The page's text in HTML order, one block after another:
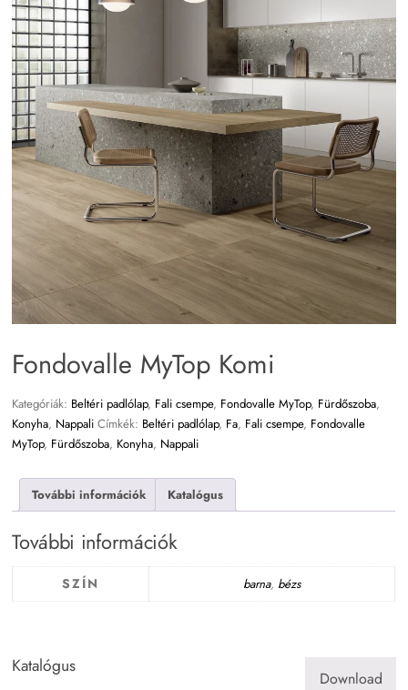
Fondovalle MyTop Komi
Kategóriák: Beltéri padlólap, Fali csempe, Fondovalle MyTop, Fürdőszoba,
Konyha, Nappali Címkék: Beltéri padlólap, Fa, Fali csempe, Fondovalle
MyTop, Fürdőszoba, Konyha, Nappali
További információk Katalógus
További információk
SZÍN barna, bézs
Katalógus
Download